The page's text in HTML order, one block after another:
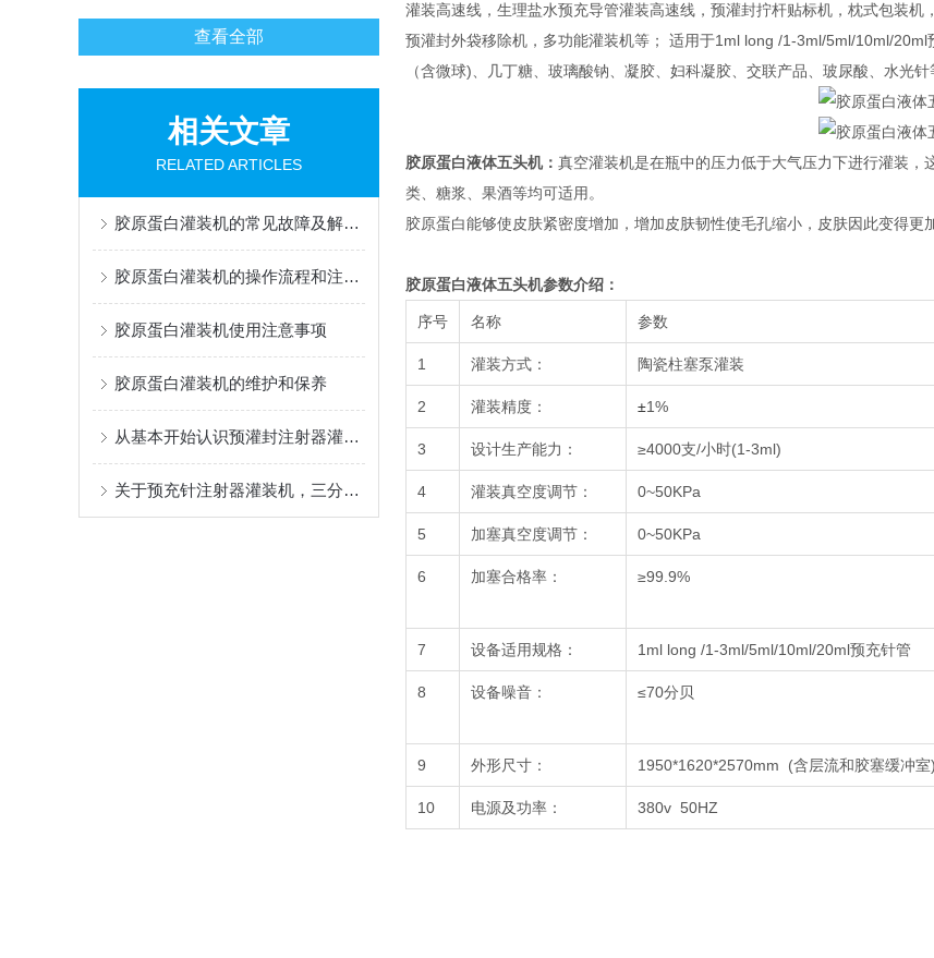
查看全部
相关文章
RELATED ARTICLES
胶原蛋白灌装机的常见故障及解决办法有哪些？
胶原蛋白灌装机的操作流程和注意事项
胶原蛋白灌装机使用注意事项
胶原蛋白灌装机的维护和保养
从基本开始认识预灌封注射器灌装机
关于预充针注射器灌装机，三分钟您就懂
灌装高速线，生理盐水预充导管灌装高速线，预灌封拧杆贴标机，枕式包装
预灌封外袋移除机，多功能灌装机等； 适用于1ml long /1-3ml/5ml/10ml/
（含微球)、几丁糖、玻璃酸钠、凝胶、妇科凝胶、交联产品、玻尿酸、水光针
胶原蛋白液体五头机： 真空灌装机是在瓶中的压力低于大气压力下进行灌装
类、糖浆、果酒等均可适用。
胶原蛋白能够使皮肤紧密度增加，增加皮肤韧性使毛孔缩小，皮肤因此变得更
胶原蛋白液体五头机参数介绍：
序号 名称 参数
1 灌装方式： 陶瓷柱塞泵灌装
2 灌装精度： ±1%
3 设计生产能力： ≥4000支/小时(1-3ml)
4 灌装真空度调节： 0~50KPa
5 加塞真空度调节： 0~50KPa
6 加塞合格率： ≥99.9%
7 设备适用规格： 1ml long /1-3ml/5ml/10ml/20ml预充针管
8 设备噪音： ≤70分贝
9 外形尺寸： 1950*1620*2570mm (含层流和胶塞缓冲室)
10 电源及功率： 380v 50HZ